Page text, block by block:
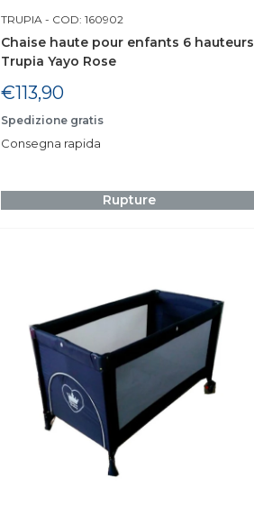
TRUPIA - COD: 160902
Chaise haute pour enfants 6 hauteurs
Trupia Yayo Rose
Prix
réduit
€113,90
Spedizione gratis
Consegna rapida
Rupture